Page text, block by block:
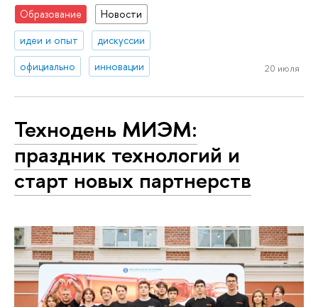
Образование
Новости
идеи и опыт
дискуссии
официально
инновации 20 июля
Технодень МИЭМ:
праздник технологий и
старт новых партнерств